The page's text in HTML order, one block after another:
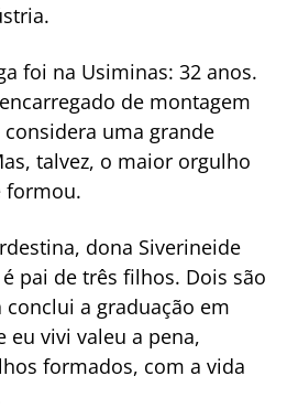
foi na Usiminas: 32 anos.
de montagem
uma grande
talvez, o maior orgulho
formou.
dona Siverineide
pai de três filhos. Dois são
a graduação em
eu vivi valeu a pena,
formados, com a vida